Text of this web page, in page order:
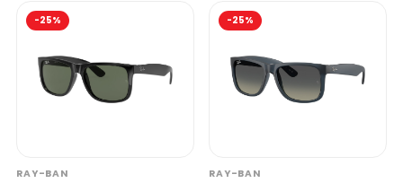
-25%
RAY-BAN
-25%
RAY-BAN